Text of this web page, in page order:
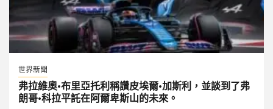
世界新聞
弗拉維奧·布里亞托利稱讚皮埃爾·加斯利，並談到了弗
朗哥·科拉平託在阿爾卑斯山的未來。